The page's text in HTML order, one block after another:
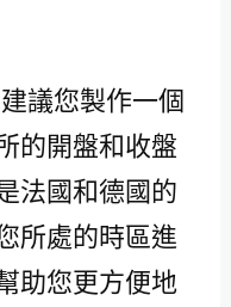
建議您製作一個
的開盤和收盤
法國和德國的
所處的時區進
助您更方便地